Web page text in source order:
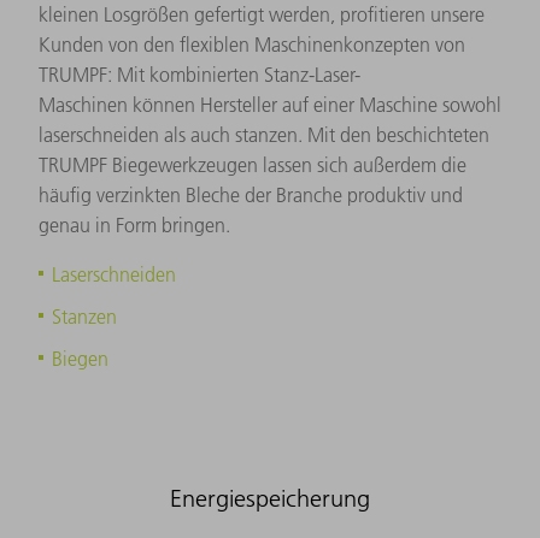
kleinen Losgrößen gefertigt werden, profitieren unsere
Kunden von den flexiblen Maschinenkonzepten von
TRUMPF: Mit kombinierten Stanz-Laser-
Maschinen können Hersteller auf einer Maschine sowohl
laserschneiden als auch stanzen. Mit den beschichteten
TRUMPF Biegewerkzeugen lassen sich außerdem die
häufig verzinkten Bleche der Branche produktiv und
genau in Form bringen.
Laserschneiden
Stanzen
Biegen
Energiespeicherung